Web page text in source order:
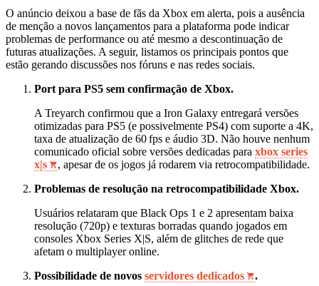
O anúncio deixou a base de fãs da Xbox em alerta, pois a ausência
de menção a novos lançamentos para a plataforma pode indicar
problemas de performance ou até mesmo a descontinuação de
futuras atualizações. A seguir, listamos os principais pontos que
estão gerando discussões nos fóruns e nas redes sociais.
Port para PS5 sem confirmação de Xbox.
A Treyarch confirmou que a Iron Galaxy entregará versões
otimizadas para PS5 (e possivelmente PS4) com suporte a 4K,
taxa de atualização de 60 fps e áudio 3D. Não houve nenhum
comunicado oficial sobre versões dedicadas para xbox series
x|s
, apesar de os jogos já rodarem via retrocompatibilidade.
Problemas de resolução na retrocompatibilidade Xbox.
Usuários relataram que Black Ops 1 e 2 apresentam baixa
resolução (720p) e texturas borradas quando jogados em
consoles Xbox Series X|S, além de glitches de rede que
afetam o multiplayer online.
Possibilidade de novos servidores dedicados
.